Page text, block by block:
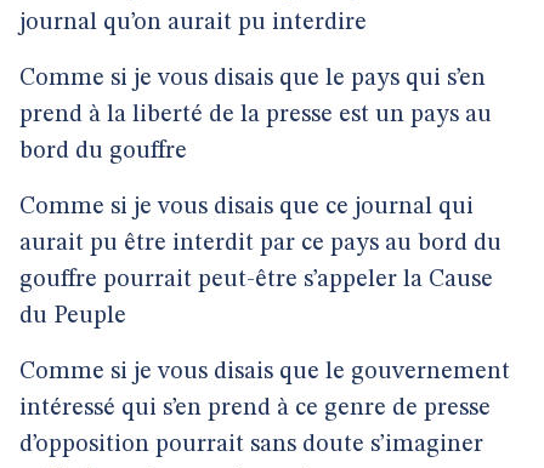
journal qu’on aurait pu interdire
Comme si je vous disais que le pays qui s’en
prend à la liberté de la presse est un pays au
bord du gouffre
Comme si je vous disais que ce journal qui
aurait pu être interdit par ce pays au bord du
gouffre pourrait peut-être s’appeler la Cause
du Peuple
Comme si je vous disais que le gouvernement
intéressé qui s’en prend à ce genre de presse
d’opposition pourrait sans doute s’imaginer